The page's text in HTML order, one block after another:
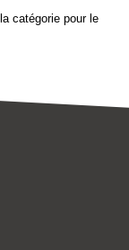
catégorie pour le